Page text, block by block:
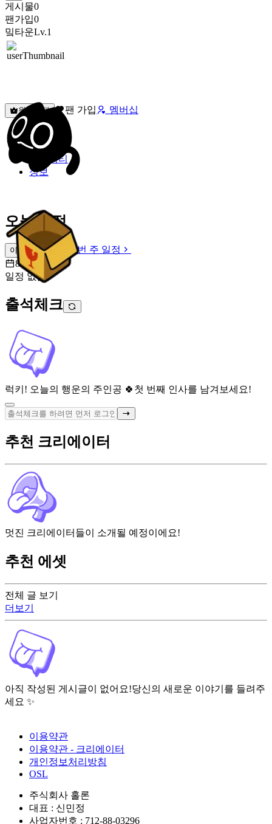
게시물0
팬가입0
밐타운Lv.1
원픽선택 팬 가입 멤버십
밐타운
피드
커뮤니티
정보
오늘 일정
이번 주 일정
이번 주 일정
8월 9일 [일]
일정 없음
출석체크
럭키! 오늘의 행운의 주인공 🍀 첫 번째 인사를 남겨보세요!
전체 글 보기
더보기
아직 작성된 게시글이 없어요!당신의 새로운 이야기를 들려주
세요 ✨
추천 크리에이터
멋진 크리에이터들이 소개될 예정이에요!
추천 에셋
이용약관
이용약관 - 크리에이터
개인정보처리방침
OSL
주식회사 홀론
대표 : 신민정
사업자번호 : 712-88-03296